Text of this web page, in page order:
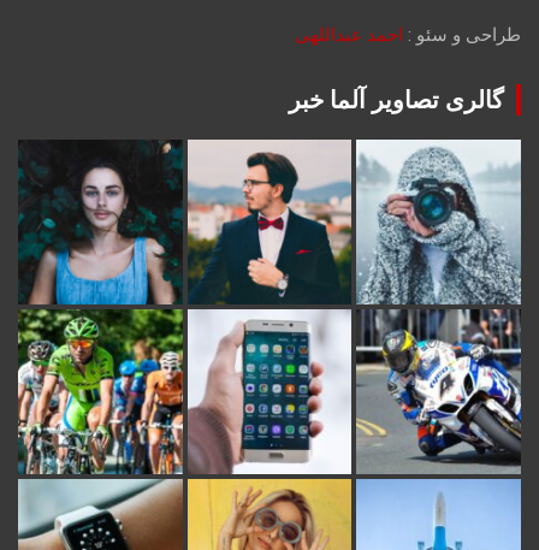
طراحی و سئو : احمد عبداللهی
گالری تصاویر آلما خبر